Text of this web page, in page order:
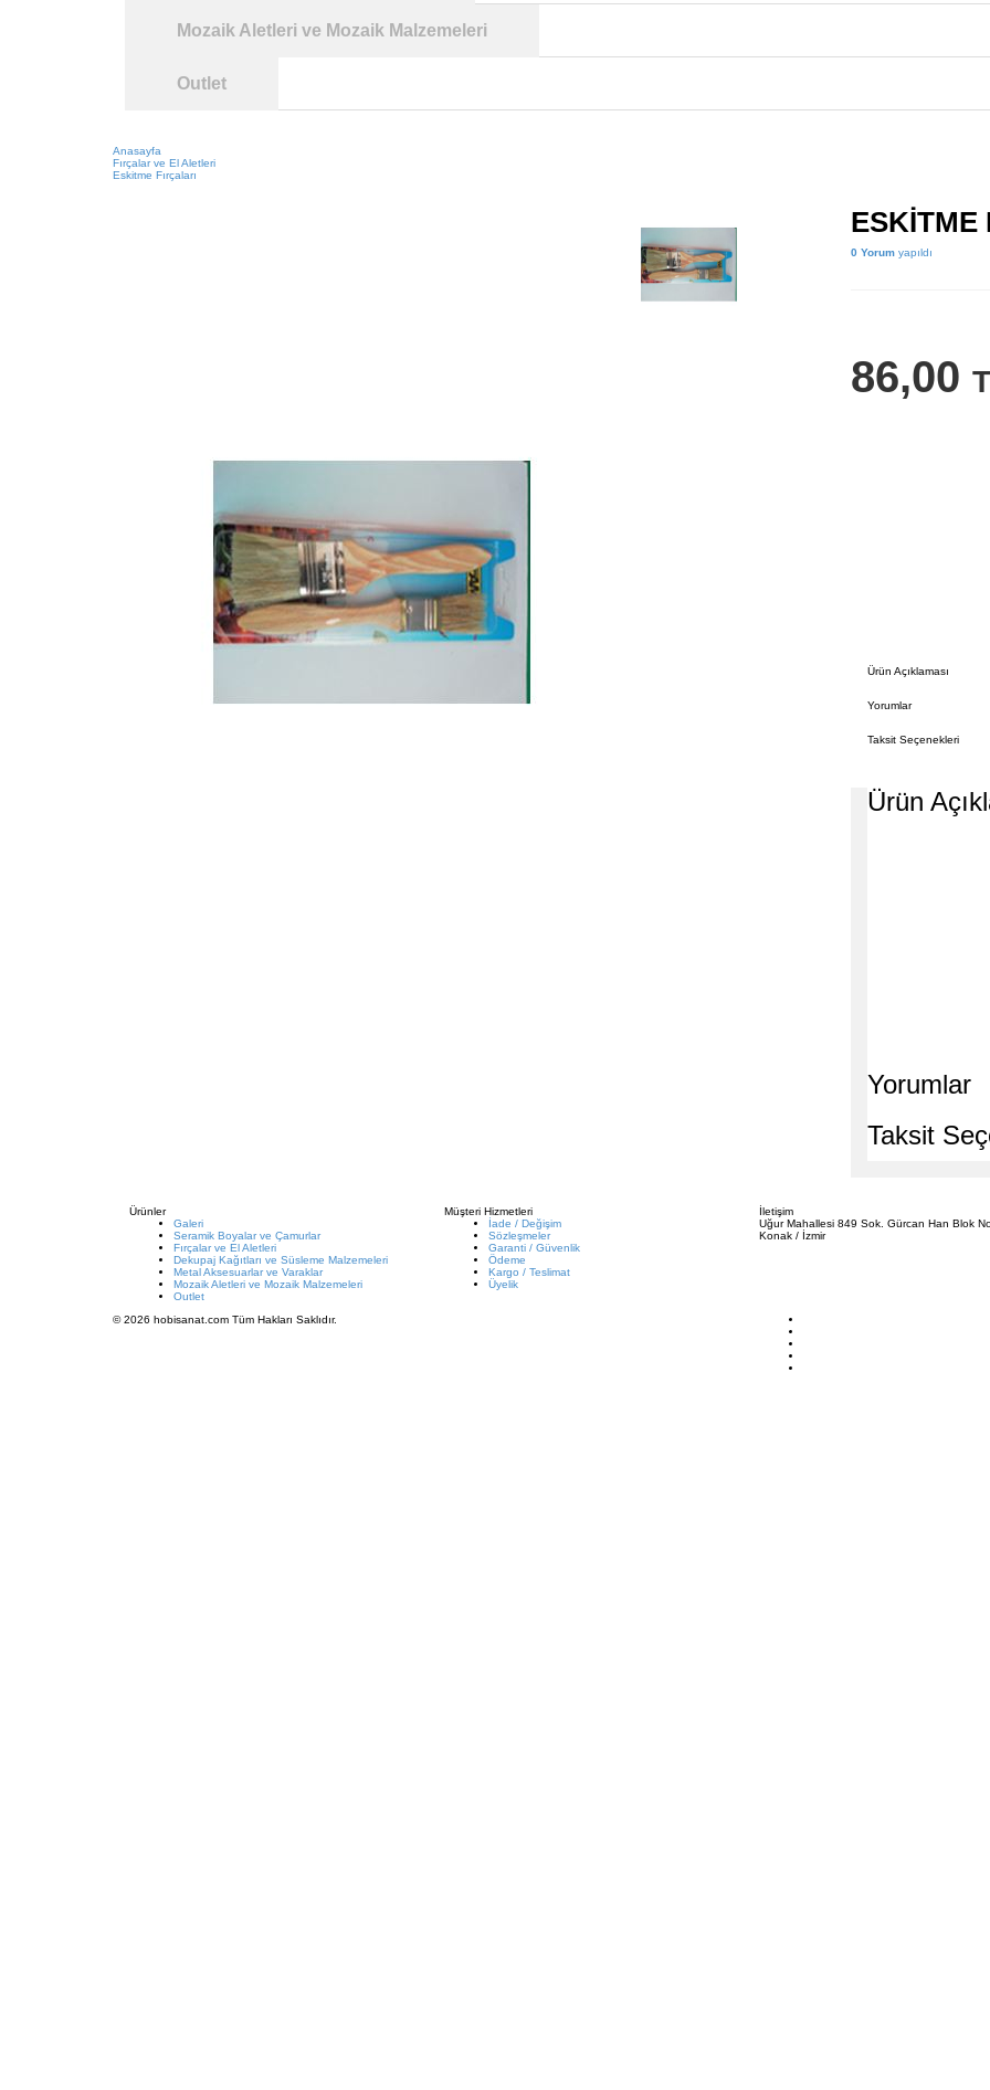
Mozaik Aletleri ve Mozaik Malzemeleri
Outlet
Anasayfa
Fırçalar ve El Aletleri
Eskitme Fırçaları
ESKİTME
0 Yorumyapıldı
86,00
Ürün Açıklaması
Yorumlar
Taksit Seçenekleri
Ürün
Yorumlar
Taksit
Ürünler
Galeri
Seramik Boyalar ve Çamurlar
Fırçalar ve El Aletleri
Dekupaj Kağıtları ve Süsleme Malzemeleri
Metal Aksesuarlar ve Varaklar
Mozaik Aletleri ve Mozaik Malzemeleri
Outlet
Müşteri Hizmetleri
İade / Değişim
Sözleşmeler
Garanti / Güvenlik
Ödeme
Kargo / Teslimat
Üyelik
İletişim
Uğur Mahallesi 849 Sok. Gürcan Han Blok
Konak / İzmir
© 2026 hobisanat.com Tüm Hakları Saklıdır.